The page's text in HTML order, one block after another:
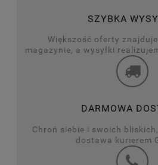
SZYBKA
Większość oferty
magazynie, a wysyłki
DARMOWA
Chroń siebie i swoich
dostawa kurierem